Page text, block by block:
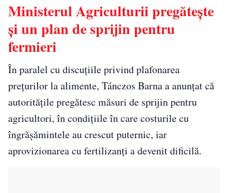
Ministerul Agriculturii pregătește
și un plan de sprijin pentru
fermieri
În paralel cu discuțiile privind plafonarea
prețurilor la alimente, Tánczos Barna a anunțat că
autoritățile pregătesc măsuri de sprijin pentru
agricultori, în condițiile în care costurile cu
îngrășămintele au crescut puternic, iar
aprovizionarea cu fertilizanți a devenit dificilă.